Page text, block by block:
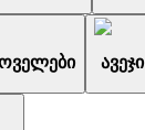
ავეჯი